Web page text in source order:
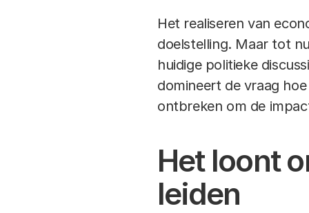
Het realiseren van
doelstelling. Maar tot
huidige politieke
domineert de vraag
ontbreken om de
Het loont
leiden